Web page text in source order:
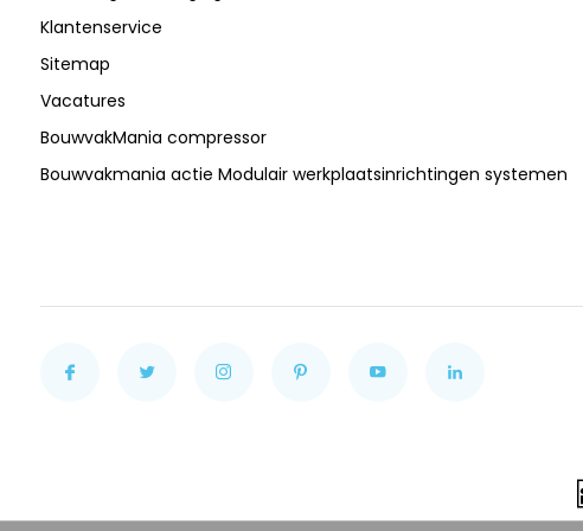
Klantenservice
Sitemap
Vacatures
BouwvakMania compressor
Bouwvakmania actie Modulair werkplaatsinrichtingen systemen